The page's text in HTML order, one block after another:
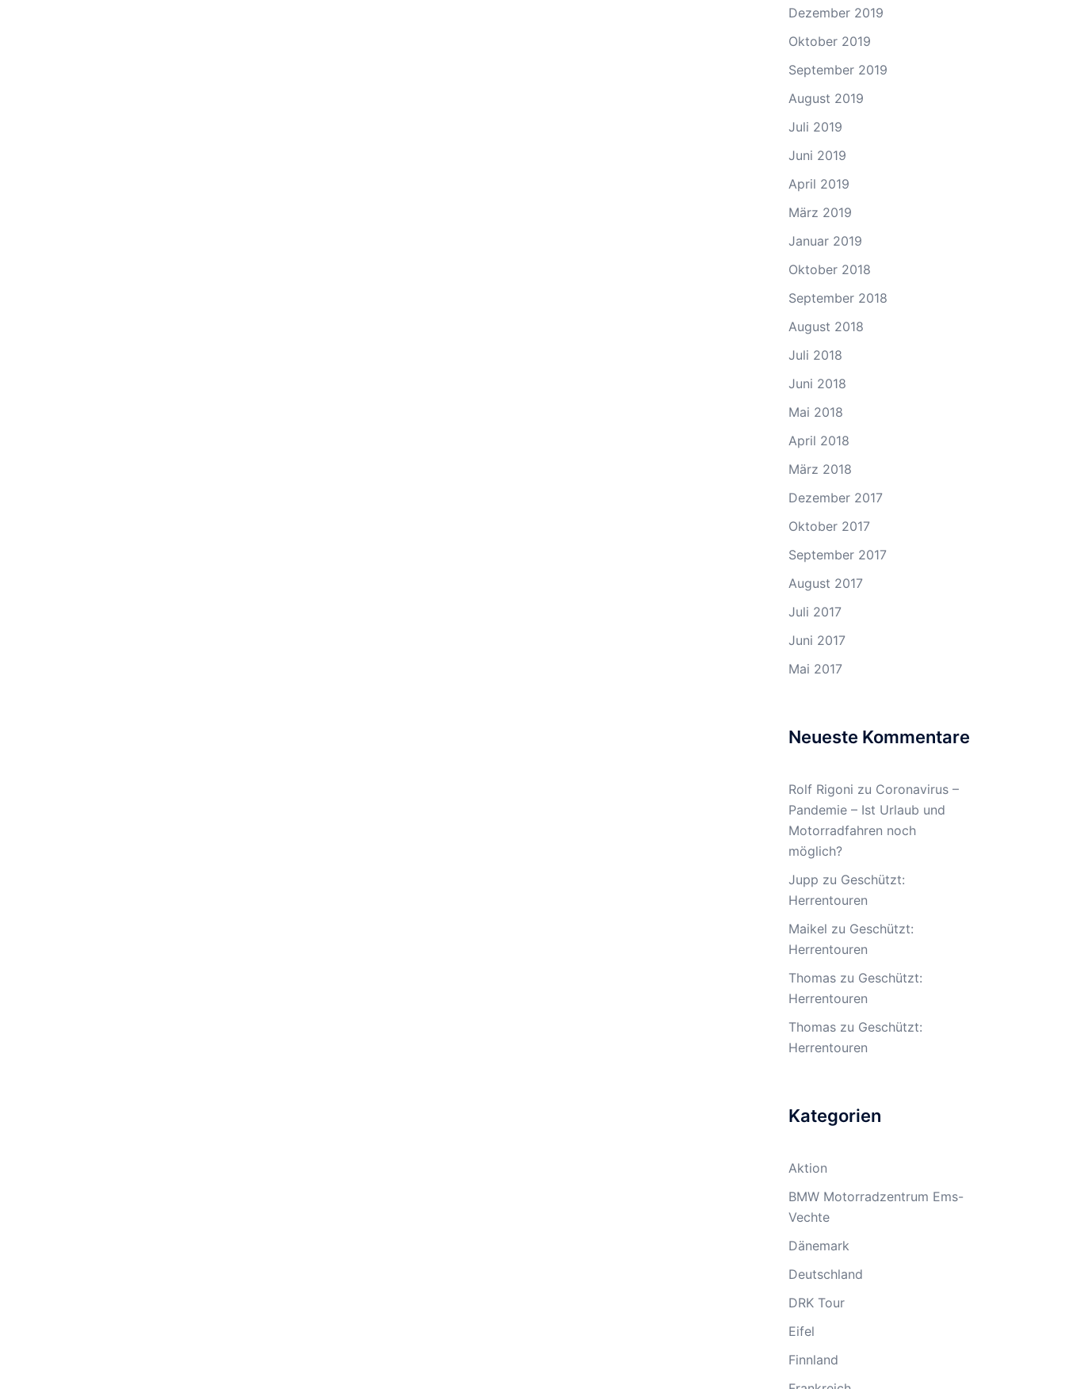
Dezember 2019
Oktober 2019
September 2019
August 2019
Juli 2019
Juni 2019
April 2019
März 2019
Januar 2019
Oktober 2018
September 2018
August 2018
Juli 2018
Juni 2018
Mai 2018
April 2018
März 2018
Dezember 2017
Oktober 2017
September 2017
August 2017
Juli 2017
Juni 2017
Mai 2017
Neueste Kommentare
Rolf Rigoni zu Coronavirus –
Pandemie – Ist Urlaub und
Motorradfahren noch
möglich?
Jupp zu Geschützt:
Herrentouren
Maikel zu Geschützt:
Herrentouren
Thomaszu Geschützt:
Herrentouren
Thomaszu Geschützt:
Herrentouren
Kategorien
Aktion
BMW Motorradzentrum Ems-
Vechte
Dänemark
Deutschland
DRK Tour
Eifel
Finnland